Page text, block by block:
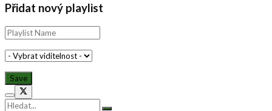
Přidat nový playlist